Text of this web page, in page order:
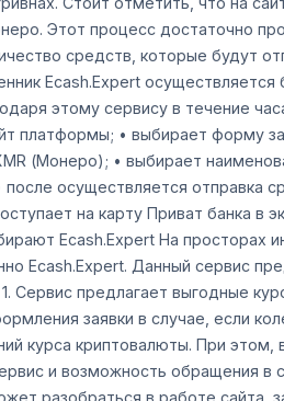
Этот процесс достаточно
средств, которые будут
Ecash.Expert
этому сервису в течение
платформы; • выбирает форму
(Монеро); • выбирает
осуществляется отправка
на карту Приват банка в
Ecash.Expert На просторах
Ecash.Expert. Данный сервис
предлагает выгодные
заявки в случае, если
курса криптовалюты. При этом,
и возможность обращения